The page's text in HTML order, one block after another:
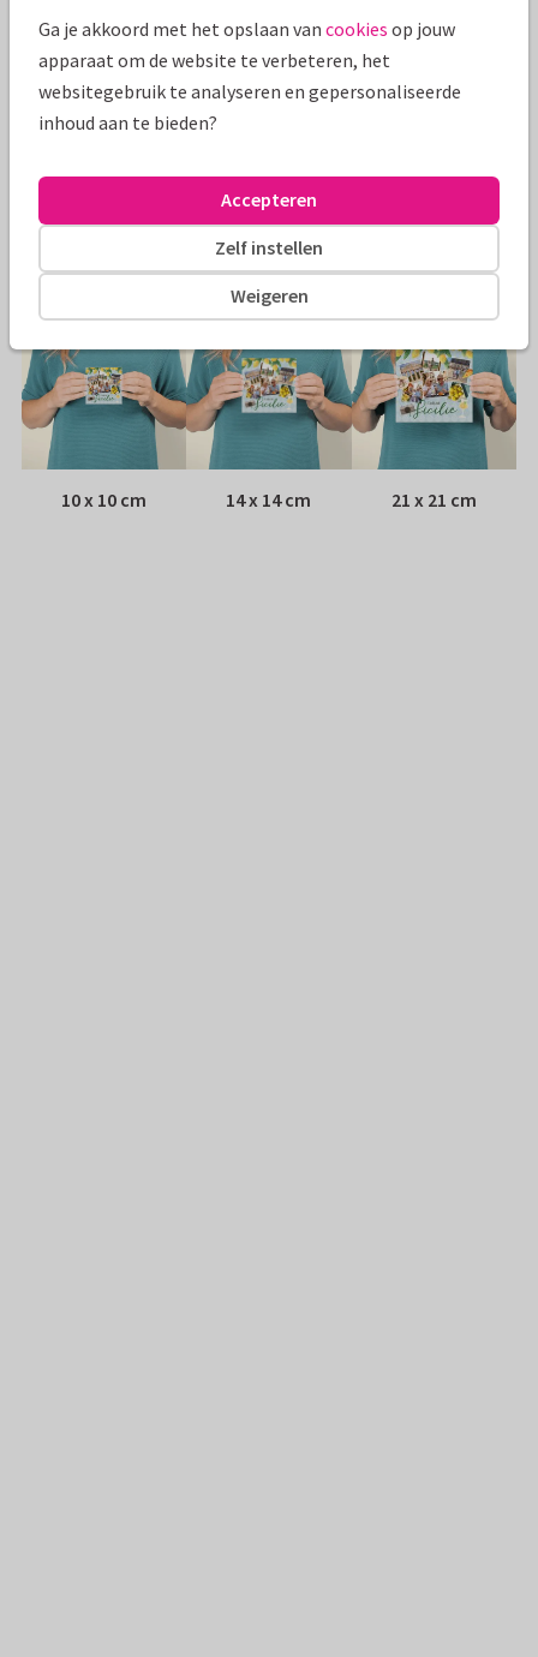
Specificaties bij deze kaart
Papiersoort: Kies uit 6 luxe papiersoorten
Adres: Achterop de kaart
Formaten
10 x 10 cm 14 x 14 cm 21 x 21 cm
Ga je akkoord met het opslaan van cookies op jouw
apparaat om de website te verbeteren, het
websitegebruik te analyseren en gepersonaliseerde
inhoud aan te bieden?
Weigeren
Zelf instellen
Accepteren